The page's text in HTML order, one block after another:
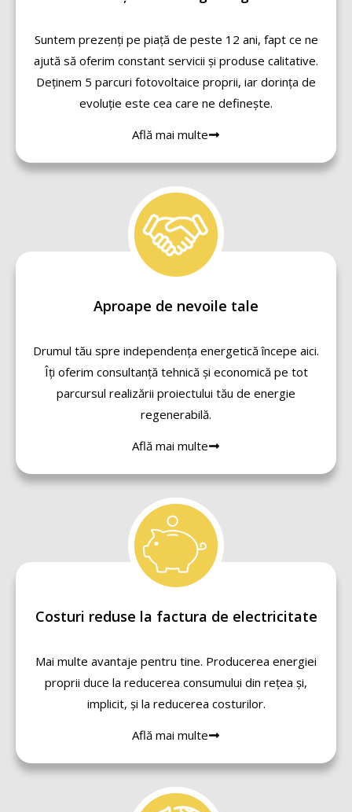
Suntem prezenți pe piață de peste 12 ani, fapt ce ne
ajută să oferim constant servicii și produse calitative.
Deținem 5 parcuri fotovoltaice proprii, iar dorința de
evoluție este cea care ne definește.
Află mai multe
Aproape de nevoile tale
Drumul tău spre independența energetică începe aici.
Îți oferim consultanță tehnică și economică pe tot
parcursul realizării proiectului tău de energie
regenerabilă.
Află mai multe
Costuri reduse la factura de electricitate
Mai multe avantaje pentru tine. Producerea energiei
proprii duce la reducerea consumului din rețea și,
implicit, și la reducerea costurilor.
Află mai multe